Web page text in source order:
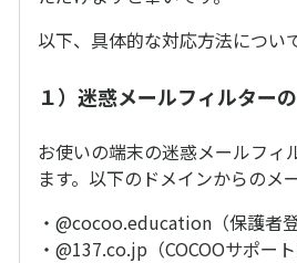
以下、具体的な対応方法につい
１）迷惑メールフィルター
お使いの端末の迷惑メールフィ
ます。以下のドメインからのメ
・@cocoo.education（保護者
・@137.co.jp（COCOOサポー